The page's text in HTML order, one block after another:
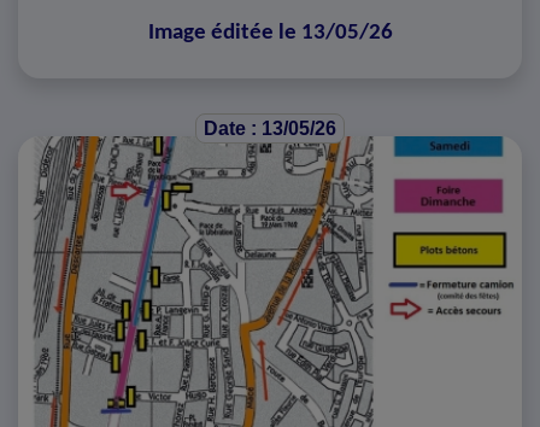
Image éditée le 13/05/26
Date : 13/05/26